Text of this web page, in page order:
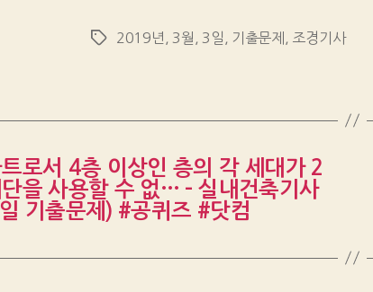
Tags2019년 3월 3일 기출문제 조경기사
로서 4층 이상인 층의 각 세대가 2
을 사용할 수 없… – 실내건축기사
기출문제) #공퀴즈 #닷컴